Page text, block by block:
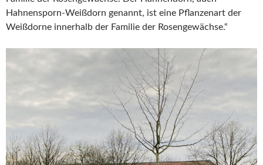
Hahnensporn-Weißdorn genannt, ist eine Pflanzenart der
Weißdorne innerhalb der Familie der Rosengewächse.“